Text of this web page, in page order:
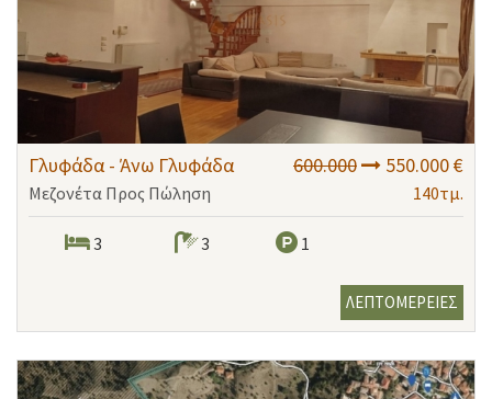
Γλυφάδα - Άνω Γλυφάδα 600.000 550.000 €
Μεζονέτα Προς Πώληση 140τμ.
3 3 1
ΛΕΠΤΟΜΕΡΕΙΕΣ